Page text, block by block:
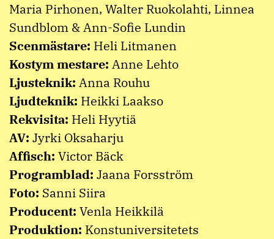
Maria Pirhonen, Walter Ruokolahti, Linnea
Sundblom & Ann-Sofie Lundin
Scenmästare: Heli Litmanen
Kostym mestare: Anne Lehto
Ljusteknik: Anna Rouhu
Ljudteknik: Heikki Laakso
Rekvisita: Heli Hyytiä
AV: Jyrki Oksaharju
Affisch: Victor Bäck
Programblad: Jaana Forsström
Foto: Sanni Siira
Producent: Venla Heikkilä
Produktion: Konstuniversitetets